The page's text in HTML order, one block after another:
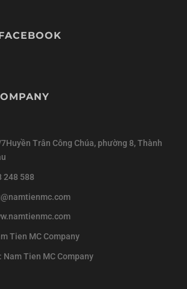
Trân Công Chúa, phường 8, Thành
248 588
Tien MC Company
Nam Tien MC Company